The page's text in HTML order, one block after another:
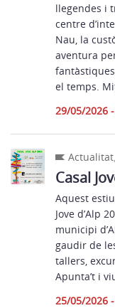
llegendes i
centre
Nau, la
aventura
el temps.
29/05/2026
Actualitat
Casal
Aquest
Jove d’Alp
municipi
gaudir de
tallers,
Apunta’t i
25/05/2026